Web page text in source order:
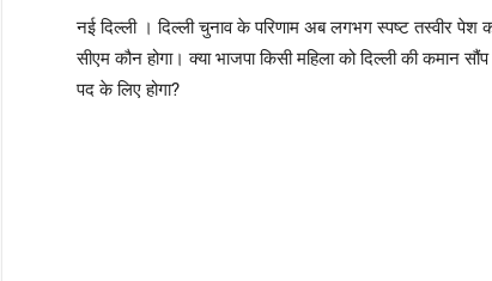
नई दिल्ली । दिल्ली चुनाव के परिणाम अब लगभग स्पष्ट तस्वीर
सीएम कौन होगा। क्या भाजपा किसी महिला को दिल्ली की कमान
पद के लिए होगा?